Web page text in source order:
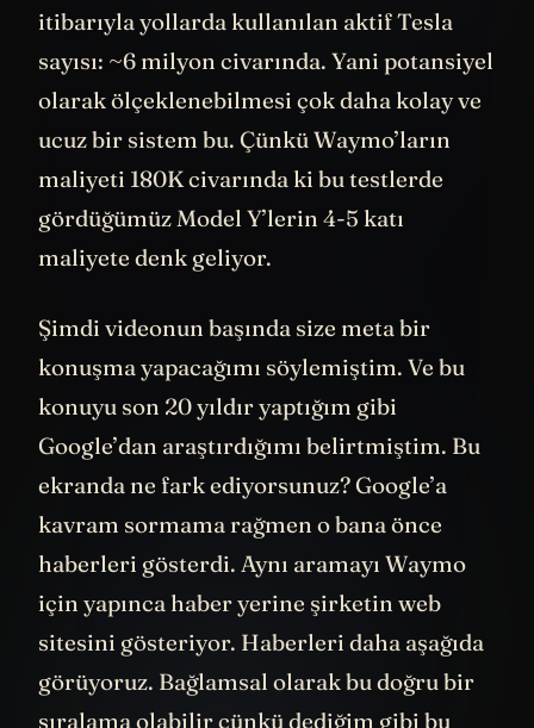
Tesla’larda kullanılabilecek. Mart 2024
itibarıyla yollarda kullanılan aktif Tesla
sayısı: ~6 milyon civarında. Yani potansiyel
olarak ölçeklenebilmesi çok daha kolay ve
ucuz bir sistem bu. Çünkü Waymo’ların
maliyeti 180K civarında ki bu testlerde
gördüğümüz Model Y’lerin 4-5 katı
Şimdi videonun başında size meta bir
konuşma yapacağımı söylemiştim. Ve bu
konuyu son 20 yıldır yaptığım gibi
Google’dan araştırdığımı belirtmiştim. Bu
ekranda ne fark ediyorsunuz? Google’a
kavram sormama rağmen o bana önce
haberleri gösterdi. Aynı aramayı Waymo
için yapınca haber yerine şirketin web
sitesini gösteriyor. Haberleri daha aşağıda
görüyoruz. Bağlamsal olarak bu doğru bir